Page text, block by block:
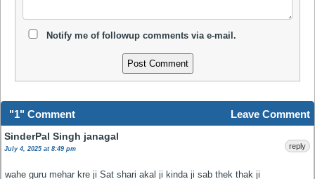
Notify me of followup comments via e-mail.
"1" Comment Leave Comment
SinderPal Singh janagal
July 4, 2025 at 8:49 pm
wahe guru mehar kre ji Sat shari akal ji kinda ji sab thek thak ji
reply